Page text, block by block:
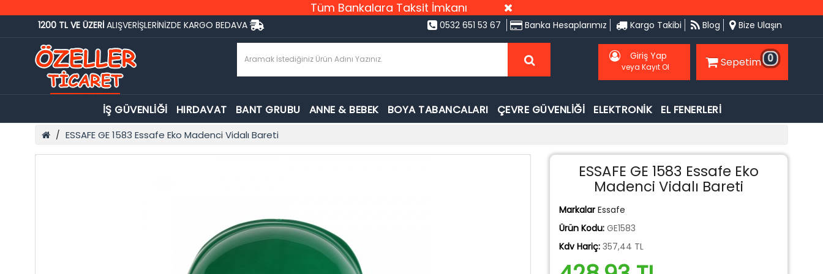
Tüm Bankalara Taksit İmkanı
1200 TL VE ÜZERİ ALIŞVERİŞLERİNİZDE KARGO BEDAVA 0532 651 53 67 Banka Hesaplarımız Kargo Takibi Blog Bize Ulaşın
Giriş Yap
veya Kayıt Ol Sepetim 0
İŞ GÜVENLİĞİ HIRDAVAT BANT GRUBU ANNE & BEBEK BOYA TABANCALARI ÇEVRE GÜVENLİĞİ ELEKTRONİK EL FENERLERİ
ESSAFE GE 1583 Essafe Eko Madenci Vidalı Bareti
ESSAFE GE 1583 Essafe Eko
Madenci Vidalı Bareti
Markalar Essafe
Ürün Kodu: GE1583
Kdv Hariç: 357,44 TL